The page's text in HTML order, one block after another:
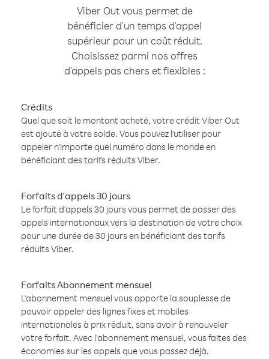
Viber Out vous permet de
bénéficier d'un temps d'appel
supérieur pour un coût réduit.
Choisissez parmi nos offres
d'appels pas chers et flexibles :
Crédits
Quel que soit le montant acheté, votre crédit Viber Out
est ajouté à votre solde. Vous pouvez l'utiliser pour
appeler n'importe quel numéro dans le monde en
bénéficiant des tarifs réduits Viber.
Forfaits d'appels 30 jours
Le forfait d'appels 30 jours vous permet de passer des
appels internationaux vers la destination de votre choix
pour une durée de 30 jours en bénéficiant des tarifs
réduits Viber.
Forfaits Abonnement mensuel
L'abonnement mensuel vous apporte la souplesse de
pouvoir appeler des lignes fixes et mobiles
internationales à prix réduit, sans avoir à renouveler
votre forfait. Avec l'abonnement mensuel, vous faites des
économies sur les appels que vous passez déjà.